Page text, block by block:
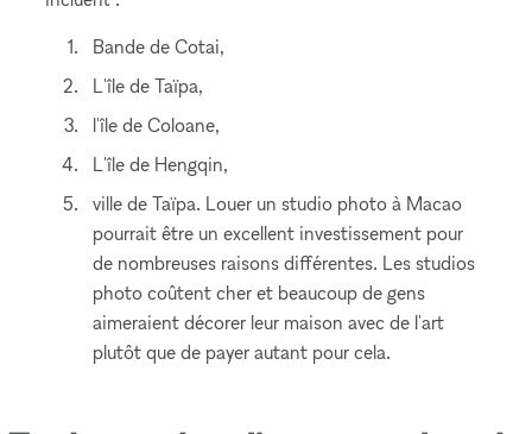
Bande de Cotai,
L'île de Taïpa,
l'île de Coloane,
L'île de Hengqin,
ville de Taïpa. Louer un studio photo à Macao
pourrait être un excellent investissement pour
de nombreuses raisons différentes. Les studios
photo coûtent cher et beaucoup de gens
aimeraient décorer leur maison avec de l'art
plutôt que de payer autant pour cela.